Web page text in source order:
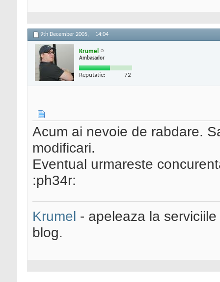
9th December 2005, 14:04
Krumel
Ambasador
Reputatie: 72
Acum ai nevoie de rabdare.
modificari.
Eventual urmareste
:ph34r:
Krumel - apeleaza la
blog.